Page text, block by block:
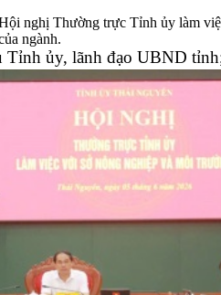
nghị Thường trực Tỉnh ủy làm
ngành.
ủy, lãnh đạo UBND